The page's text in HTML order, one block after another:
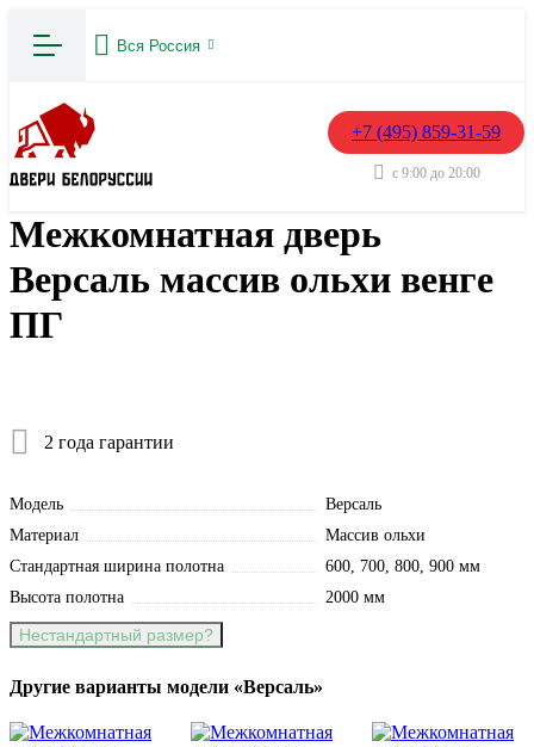
Вся Россия
+7 (495) 859-31-59
с 9:00 до 20:00
Межкомнатная дверь
Версаль массив ольхи венге
ПГ
2 года гарантии
Модель
Версаль
Материал
Массив ольхи
Стандартная ширина полотна
600, 700, 800, 900 мм
Высота полотна
2000 мм
Нестандартный размер?
Другие варианты модели «Версаль»